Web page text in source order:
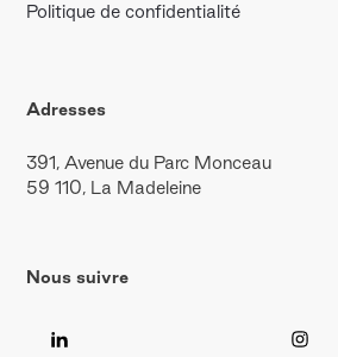
Politique de confidentialité
Adresses
391, Avenue du Parc Monceau
59 110, La Madeleine
Nous suivre